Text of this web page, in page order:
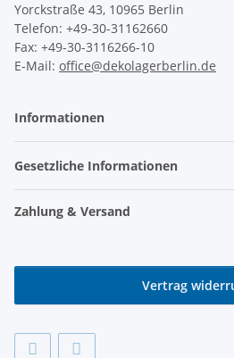
Yorckstraße 43, 10965 Berlin
Telefon: +49-30-31162660
Fax: +49-30-3116266-10
E-Mail: office@dekolagerberlin.de
Informationen
Gesetzliche Informationen
Zahlung & Versand
Vertrag